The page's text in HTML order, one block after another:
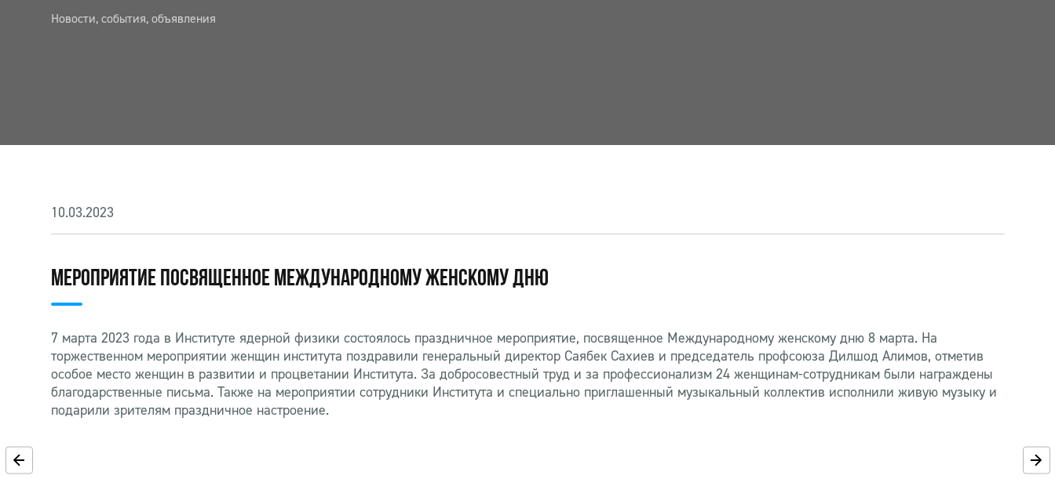
Новости, события, объявления
10.03.2023
МЕРОПРИЯТИЕ ПОСВЯЩЕННОЕ МЕЖДУНАРОДНОМУ ЖЕНСКОМУ ДНЮ
7 марта 2023 года в Институте ядерной физики состоялось праздничное мероприятие, посвященное Международному женскому дню 8 марта. На
торжественном мероприятии женщин института поздравили генеральный директор Саябек Сахиев и председатель профсоюза Дилшод Алимов, отметив
особое место женщин в развитии и процветании Института. За добросовестный труд и за профессионализм 24 женщинам-сотрудникам были награждены
благодарственные письма. Также на мероприятии сотрудники Института и специально приглашенный музыкальный коллектив исполнили живую музыку и
подарили зрителям праздничное настроение.